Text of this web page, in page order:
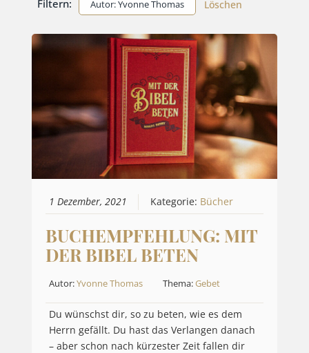
Filtern: Autor: Yvonne Thomas Löschen
1 Dezember, 2021 Kategorie: Bücher
BUCHEMPFEHLUNG: MIT
DER BIBEL BETEN
Autor:Yvonne Thomas Thema:Gebet
Du wünschst dir, so zu beten, wie es dem
Herrn gefällt. Du hast das Verlangen danach
– aber schon nach kürzester Zeit fallen dir